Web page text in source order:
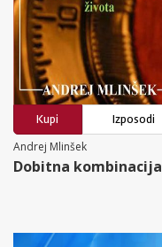
Kupi
Izposodi
Andrej Mlinšek
Dobitna kombinacija